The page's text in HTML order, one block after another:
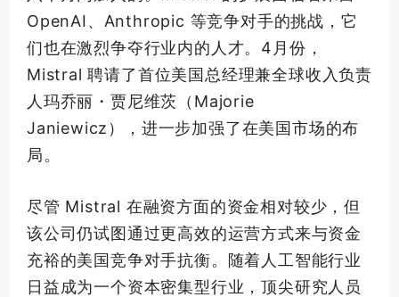
OpenAI、Anthropic 等竞争对手的挑战，它
们也在激烈争夺行业内的人才。4月份，
Mistral 聘请了首位美国总经理兼全球收入负责
人玛乔丽・贾尼维茨（Majorie
Janiewicz），进一步加强了在美国市场的布
局。
尽管 Mistral 在融资方面的资金相对较少，但
该公司仍试图通过更高效的运营方式来与资金
充裕的美国竞争对手抗衡。随着人工智能行业
日益成为一个资本密集型行业，顶尖研究人员